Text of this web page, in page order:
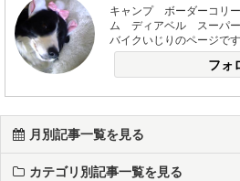
キャンプ ボーダーコリ
ム ディアベル スーパ
バイクいじりのページです
フォ
月別記事一覧を見る
カテゴリ別記事一覧を見る